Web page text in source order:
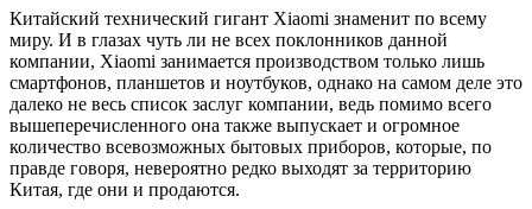
Китайский технический гигант Xiaomi знаменит по всему
миру. И в глазах чуть ли не всех поклонников данной
компании, Xiaomi занимается производством только лишь
смартфонов, планшетов и ноутбуков, однако на самом деле это
далеко не весь список заслуг компании, ведь помимо всего
вышеперечисленного она также выпускает и огромное
количество всевозможных бытовых приборов, которые, по
правде говоря, невероятно редко выходят за территорию
Китая, где они и продаются.